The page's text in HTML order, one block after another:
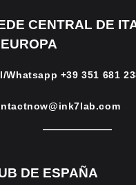
CENTRAL DE
Whatsapp +39 351 681
DE ESPAÑA